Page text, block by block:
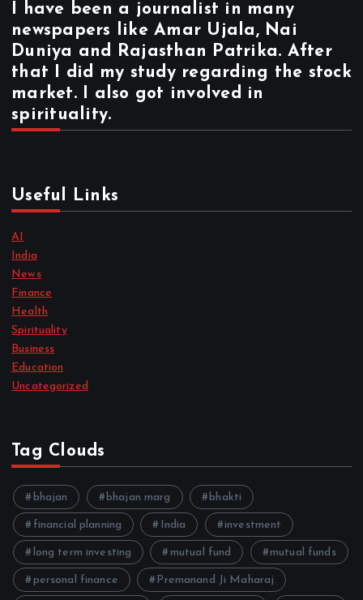
I have been a journalist in many
newspapers like Amar Ujala, Nai
Duniya and Rajasthan Patrika. After
that I did my study regarding the stock
market. I also got involved in
spirituality.
Useful Links
AI
India
News
Finance
Health
Spirituality
Business
Education
Uncategorized
Tag Clouds
bhajan bhajan marg bhakti
financial planning India investment
long term investing mutual fund mutual funds
personal finance Premanand Ji Maharaj